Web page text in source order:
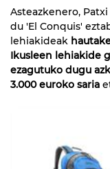
Asteazkenero,
du 'El Conquis'
lehiakideak
Ikusleen lehiakide
ezagutuko dugu
3.000 euroko saria